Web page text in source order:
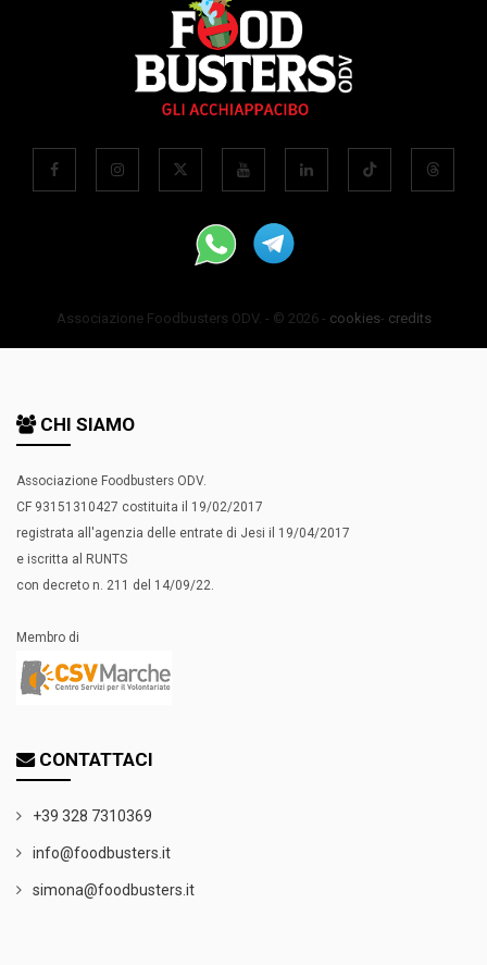
Associazione Foodbusters ODV. - © 2026 - cookies- credits
CHI SIAMO
Associazione Foodbusters ODV.
CF 93151310427 costituita il 19/02/2017
registrata all'agenzia delle entrate di Jesi il 19/04/2017
e iscritta al RUNTS
con decreto n. 211 del 14/09/22.
Membro di
CONTATTACI
+39 328 7310369
info@foodbusters.it
simona@foodbusters.it